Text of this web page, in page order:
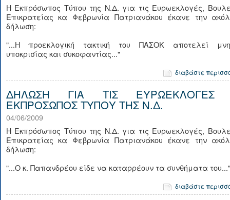
Η Εκπρόσωπος Τύπου της Ν.Δ. για τις Ευρωεκλογές,
Επικρατείας κα Φεβρωνία Πατριανάκου έκανε την
δήλωση:
"...Η προεκλογική τακτική του ΠΑΣΟΚ αποτελεί
υποκρισίας και συκοφαντίας..."
διαβάστε
ΔΗΛΩΣΗ ΓΙΑ ΤΙΣ ΕΥΡΩΕΚΛΟΓΕΣ
ΕΚΠΡΟΣΩΠΟΣ ΤΥΠΟΥ ΤΗΣ Ν.Δ.
04/06/2009
Η Εκπρόσωπος Τύπου της Ν.Δ. για τις Ευρωεκλογές,
Επικρατείας κα Φεβρωνία Πατριανάκου έκανε την
δήλωση:
"...Ο κ. Παπανδρέου είδε να καταρρέουν τα συνθήματα του..."
διαβάστε